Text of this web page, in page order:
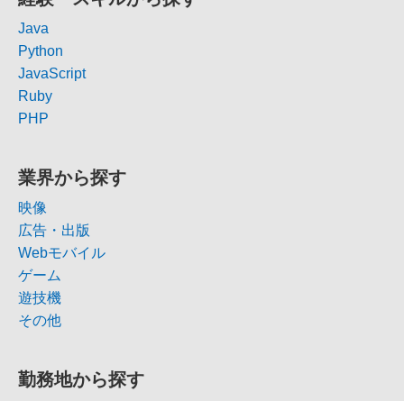
Java
Python
JavaScript
Ruby
PHP
業界から探す
映像
広告・出版
Webモバイル
ゲーム
遊技機
その他
勤務地から探す